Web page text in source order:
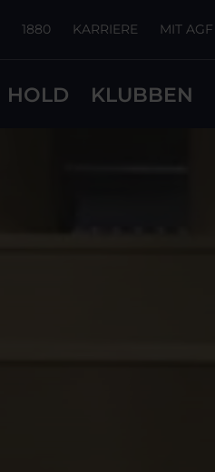
HOLD KLUBBEN
1880 KARRIERE MIT AGF